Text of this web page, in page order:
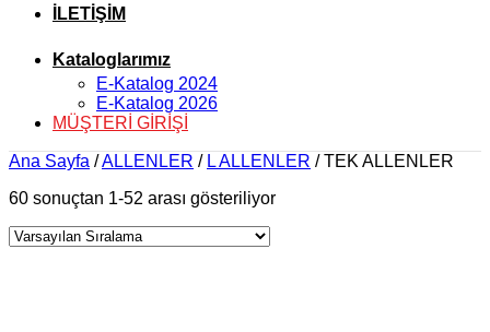
İLETİŞİM
Kataloglarımız
E-Katalog 2024
E-Katalog 2026
MÜŞTERİ GİRİŞİ
Ana Sayfa /ALLENLER / L ALLENLER /TEK ALLENLER
60 sonuçtan 1-52 arası gösteriliyor